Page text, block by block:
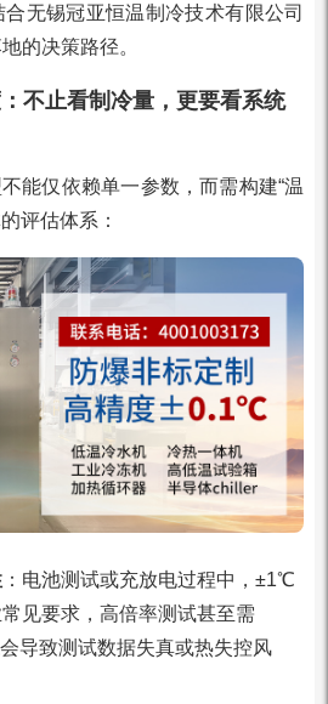
无锡冠亚恒温制冷技术有限公司
的决策路径。
不止看制冷量，更要看系统
能仅依赖单一参数，而需构建“温
评估体系：
：电池测试或充放电过程中，±1℃
见要求，高倍率测试甚至需
导致测试数据失真或热失控风